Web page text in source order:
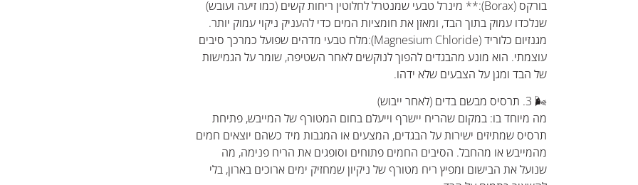
בורקס (Borax):** מינרל טבעי שמנטרל לחלוטין ריחות קשים (כמו זיעה ועובש)
שנלכדו עמוק בתוך הבד, ומאזן את חומציות המים כדי להעניק ניקוי עמוק יותר.
מגנזיום כלוריד (Magnesium Chloride):מלח טבעי מדהים שפועל כמרכך סיבים
עוצמתי. הוא מונע מהבגדים להפוך לנוקשים לאחר השטיפה, שומר על הגמישות
של הבד ומגן על הצבעים שלא ידהו.
🌬️ 3. תרסיס מבשם בדים (לאחר ייבוש)
מה מיוחד בו: במקום שהריח יישרף וייעלם בחום המטורף של המייבש, פתיחת
תרסיס שמתיזים ישירות על הבגדים, המצעים או המגבות מיד כשהם יוצאים חמים
מהמייבש או מהחבל. הסיבים החמים פתוחים וסופגים את הריח פנימה, מה
שנועל את הבישום ומפיץ ריח מטורף של ניקיון שמחזיק ימים ארוכים בארון, בלי